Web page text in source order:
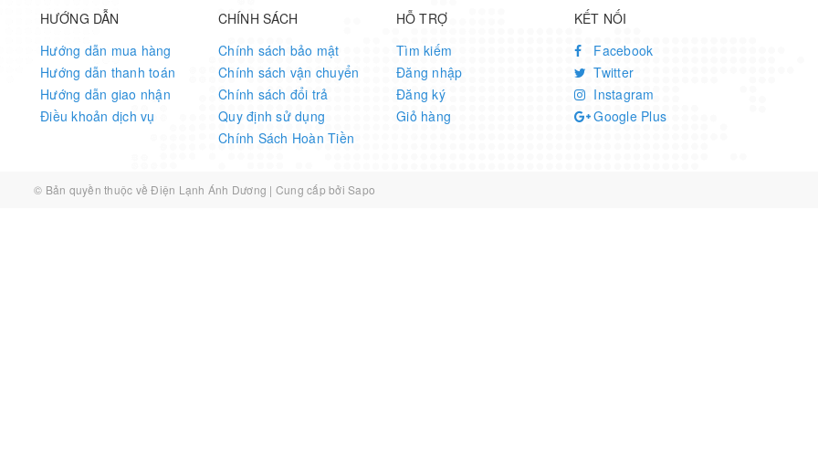
HƯỚNG DẪN
Hướng dẫn mua hàng
Hướng dẫn thanh toán
Hướng dẫn giao nhận
Điều khoản dịch vụ
CHÍNH SÁCH
Chính sách bảo mật
Chính sách vận chuyển
Chính sách đổi trả
Quy định sử dụng
Chính Sách Hoàn Tiền
HỖ TRỢ
Tìm kiếm
Đăng nhập
Đăng ký
Giỏ hàng
KẾT NỐI
Facebook
Twitter
Instagram
Google Plus
© Bản quyền thuộc vềĐiện Lạnh Ánh Dương | Cung cấp bởi Sapo